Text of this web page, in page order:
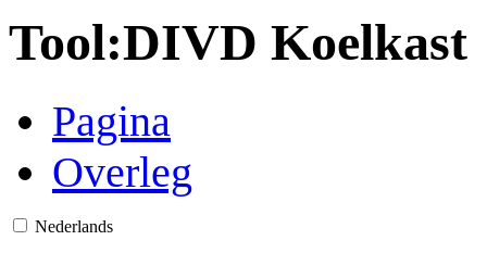
Tool:DIVD Koelkast
Pagina
Overleg
Nederlands